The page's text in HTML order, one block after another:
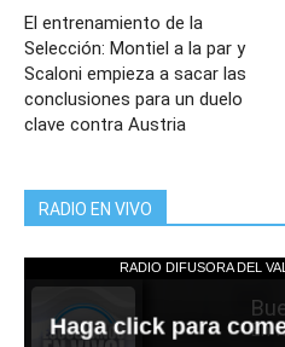
El entrenamiento de la
Selección: Montiel a la par y
Scaloni empieza a sacar las
conclusiones para un duelo
clave contra Austria
RADIO EN VIVO